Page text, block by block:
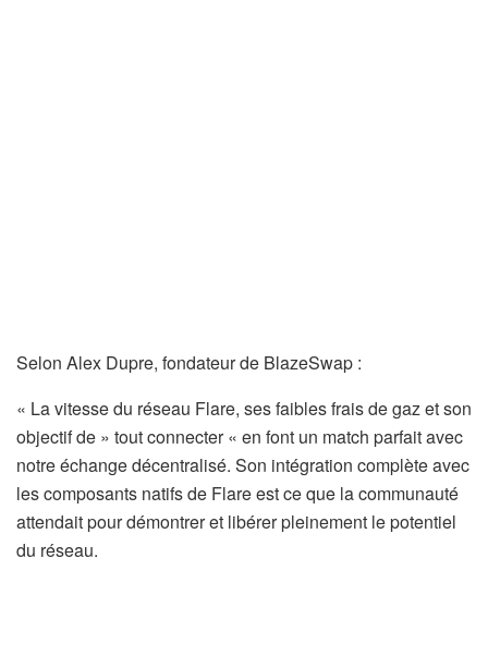
Selon Alex Dupre, fondateur de BlazeSwap :
« La vitesse du réseau Flare, ses faibles frais de gaz et son
objectif de » tout connecter « en font un match parfait avec
notre échange décentralisé. Son intégration complète avec
les composants natifs de Flare est ce que la communauté
attendait pour démontrer et libérer pleinement le potentiel
du réseau.